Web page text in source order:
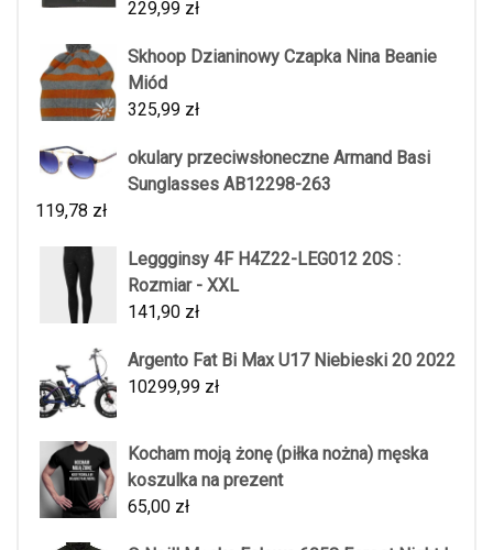
229,99 zł
Skhoop Dzianinowy Czapka Nina Beanie
Miód
325,99 zł
okulary przeciwsłoneczne Armand Basi
Sunglasses AB12298-263
119,78 zł
Leggginsy 4F H4Z22-LEG012 20S :
Rozmiar - XXL
141,90 zł
Argento Fat Bi Max U17 Niebieski 20 2022
10299,99 zł
Kocham moją żonę (piłka nożna) męska
koszulka na prezent
65,00 zł